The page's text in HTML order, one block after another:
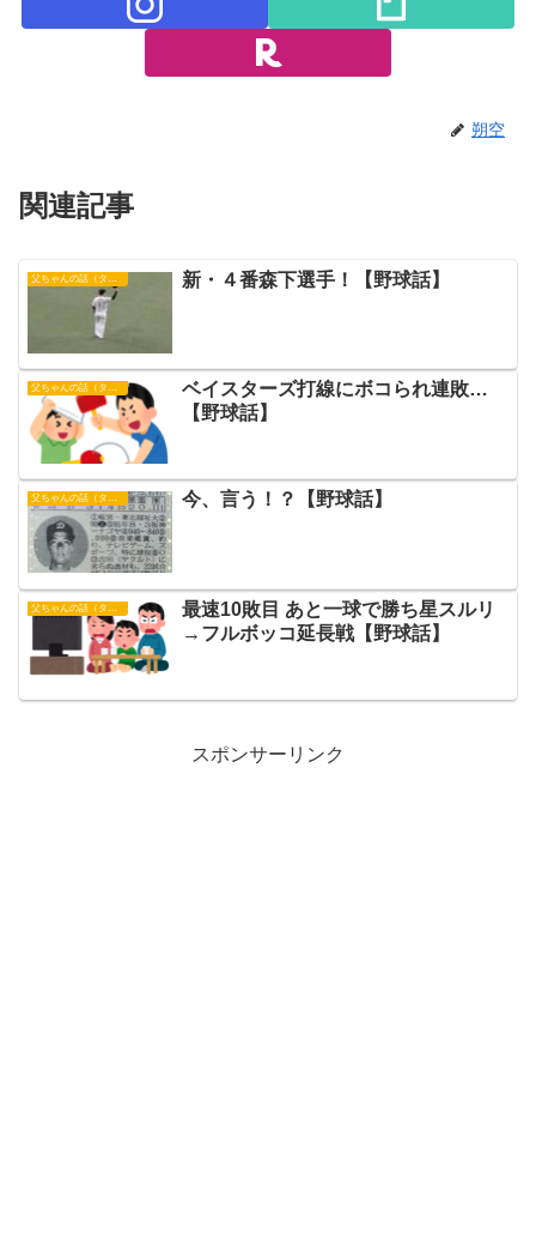
朔空
関連記事
新・４番森下選手！【野球話】
父ちゃんの話（タイガース）
ベイスターズ打線にボコられ連敗…
【野球話】
父ちゃんの話（タイガース） 今、言う！？【野球話】
父ちゃんの話（タイガース）
最速10敗目 あと一球で勝ち星スルリ
→フルボッコ延長戦【野球話】
スポンサーリンク